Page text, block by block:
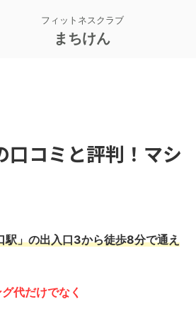
フィットネスクラブ
まちけん
口コミと評判！マシ
駅」の出入口3から徒歩8分で通え
代だけでなく